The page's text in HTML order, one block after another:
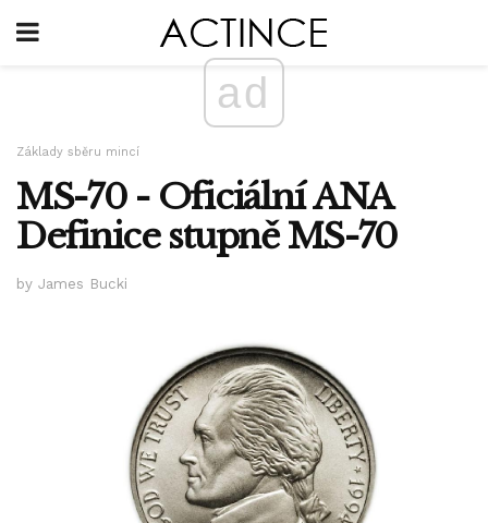
ad
Základy sběru mincí
MS-70 - Oficiální ANA
Definice stupně MS-70
by James Bucki